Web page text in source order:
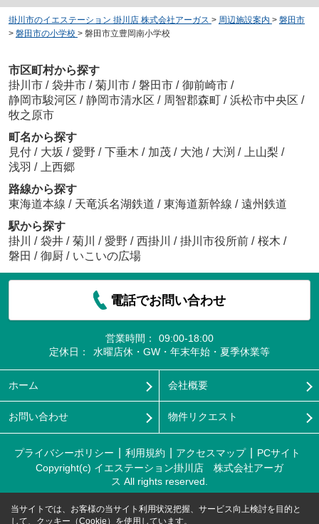
掛川市のイエステーション 掛川店 株式会社アーガス > 周辺施設案内 > 磐田市
> 磐田市の小学校 > 磐田市立豊岡南小学校
市区町村から探す
掛川市 / 袋井市 / 菊川市 / 磐田市 / 御前崎市 /
静岡市駿河区 / 静岡市清水区 / 周智郡森町 / 浜松市中央区 /
牧之原市
町名から探す
見付 / 大坂 / 愛野 / 下垂木 / 加茂 / 大池 / 大渕 / 上山梨 /
浅羽 /
上西郷
路線から探す
東海道本線 / 天竜浜名湖鉄道 / 東海道新幹線 / 遠州鉄道
駅から探す
掛川
/ 袋井 / 菊川 / 愛野 / 西掛川 / 掛川市役所前 / 桜木 /
磐田 / 御厨 / いこいの広場
電話でお問い合わせ
営業時間：
09:00-18:00
定休日：
水曜店休・GW・年末年始・夏季休業等
ホーム 会社概要
お問い合わせ 物件リクエスト
プライバシーポリシー 利用規約 アクセスマップ
PCサイト
Copyright(c) イエステーション掛川店 株式会社アーガ
ス All rights reserved.
当サイトでは、お客様の当サイト利用状況把握、サービス向上検討を目的と
して、クッキー（Cookie）を使用しています。